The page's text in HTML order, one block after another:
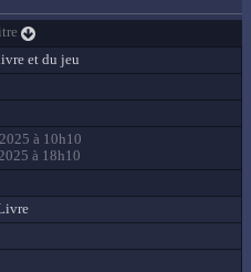
et du jeu
à 10h10
à 18h10